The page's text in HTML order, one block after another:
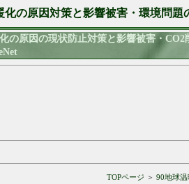
化の原因対策と影響被害・環境問題
の原因の現状防止対策と影響被害・
TOPページ ＞ 90地球